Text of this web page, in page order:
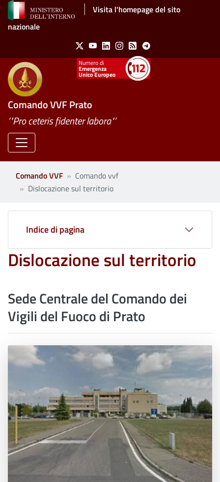
Salta al contenuto principaleVisita l'homepage del sito
nazionale
Social Menu
X YoutubeLinkedinInstagram
Feed Telegram
Emergenza
Unico Europeo
Comando VVF Prato
’"Pro ceteris fidenter labora"’
Comando VVF
Comando vvf
Dislocazione sul territorio
Dislocazione sul territorio
Sede Centrale del Comando dei
Vigili del Fuoco di Prato
Indice di pagina